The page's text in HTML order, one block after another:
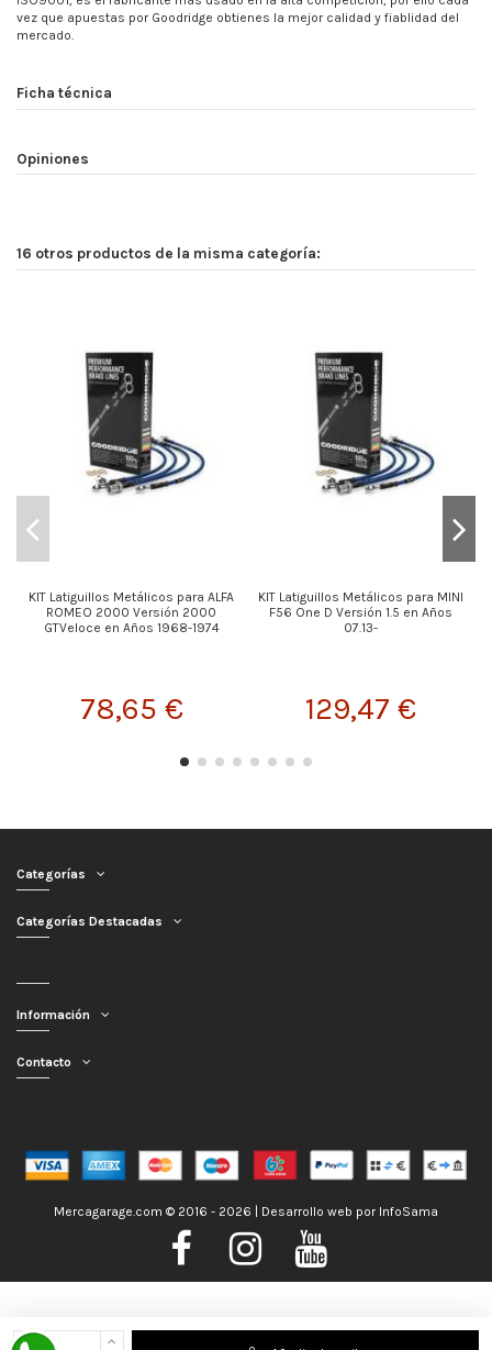
Nos encontramos de Vacaciones, no obstante los pedidos hechos se
vez que apuestas por Goodridge obtienes la mejor calidad y fiablidad del
mercado.
Ficha técnica
Opiniones
16 otros productos de la misma categoría:
KIT Latiguillos Metálicos para ALFA
ROMEO 2000 Versión 2000
GTVeloce en Años 1968-1974
78,65 €
KIT Latiguillos Metálicos para MINI
F56 One D Versión 1.5 en Años
07.13-
129,47 €
Categorías
Categorías Destacadas
Información
Contacto
Mercagarage.com © 2016 - 2026 | Desarrollo web por InfoSama